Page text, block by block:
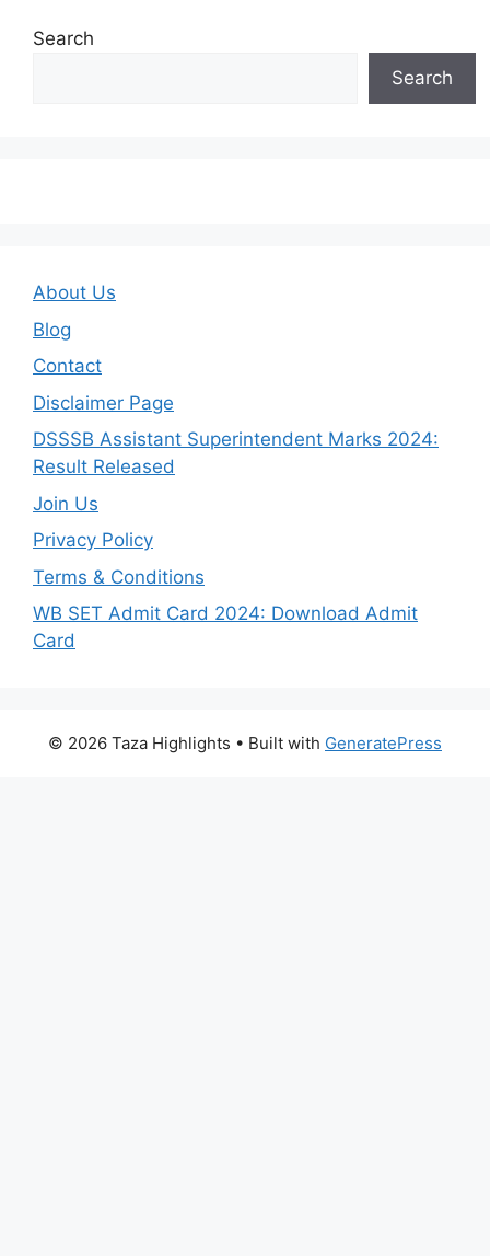
Search
Search
About Us
Blog
Contact
Disclaimer Page
DSSSB Assistant Superintendent Marks 2024:
Result Released
Join Us
Privacy Policy
Terms & Conditions
WB SET Admit Card 2024: Download Admit
Card
© 2026 Taza Highlights • Built with GeneratePress